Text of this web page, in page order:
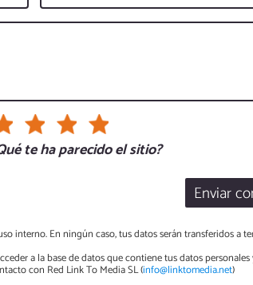
te ha parecido el sitio?
Enviar
interno. En ningún caso, tus datos serán transferidos a
a la base de datos que contiene tus datos
con Red Link To Media SL (info@linktomedia.net)